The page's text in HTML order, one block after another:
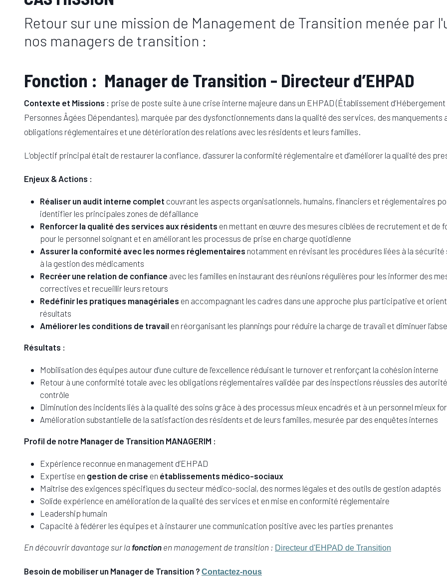
Retour sur une mission de Management de Transition menée par
nos managers de transition :
Fonction : Manager de Transition - Directeur d’EHPAD
Contexte et Missions : prise de poste suite à une crise interne majeure dans un EHPAD (Établissement
Personnes Âgées Dépendantes), marquée par des dysfonctionnements dans la qualité des services, des manquements
obligations réglementaires et une détérioration des relations avec les résidents et leurs familles.
L’objectif principal était de restaurer la confiance, d’assurer la conformité réglementaire et d’améliorer la qualité des
Enjeux & Actions :
Réaliser un audit interne complet couvrant les aspects organisationnels, humains, financiers et réglementaires
identifier les principales zones de défaillance
Renforcer la qualité des services aux résidents en mettant en œuvre des mesures ciblées de recrutement et de
pour le personnel soignant et en améliorant les processus de prise en charge quotidienne
Assurer la conformité avec les normes réglementaires notamment en révisant les procédures liées à la
à la gestion des médicaments
Recréer une relation de confiance avec les familles en instaurant des réunions régulières pour les informer des
correctives et recueillir leurs retours
Redéfinir les pratiques managériales en accompagnant les cadres dans une approche plus participative et
résultats
Améliorer les conditions de travail en réorganisant les plannings pour réduire la charge de travail et diminuer
Résultats :
Mobilisation des équipes autour d’une culture de l’excellence réduisant le turnover et renforçant la cohésion interne
Retour à une conformité totale avec les obligations réglementaires validée par des inspections réussies des
contrôle
Diminution des incidents liés à la qualité des soins grâce à des processus mieux encadrés et à un personnel mieux
Amélioration substantielle de la satisfaction des résidents et de leurs familles, mesurée par des enquêtes internes
Profil de notre Manager de Transition MANAGERIM :
Expérience reconnue en management d’EHPAD
Expertise en gestion de crise en établissements médico-sociaux
Maîtrise des exigences spécifiques du secteur médico-social, des normes légales et des outils de gestion adaptés
Solide expérience en amélioration de la qualité des services et en mise en conformité réglementaire
Leadership humain
Capacité à fédérer les équipes et à instaurer une communication positive avec les parties prenantes
En découvrir davantage sur la fonction en management de transition : Directeur d'EHPAD de Transition
Besoin de mobiliser un Manager de Transition ? Contactez-nous